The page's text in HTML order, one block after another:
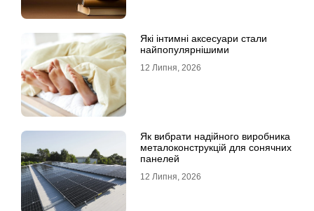
Які інтимні аксесуари стали
найпопулярнішими
12 Липня, 2026
Як вибрати надійного виробника
металоконструкцій для сонячних
панелей
12 Липня, 2026